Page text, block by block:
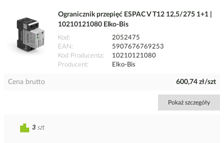
Ogranicznik przepięć ESPAC V T12 12,5/275 1+1 |
10210121080 Elko-Bis
Kod
2052475
EAN
5907676769253
Kod Producenta
10210121080
Producent
Elko-Bis
Cena brutto 600,74 zł/szt
Pokaż szczegóły
3 szt